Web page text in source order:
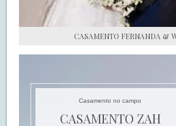
CASAMENTO FERNANDA &
Casamento no campo
CASAMENTO ZAH